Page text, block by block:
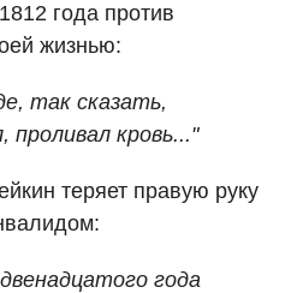
года против
жизнью:
так сказать,
кровь..."
теряет правую руку
года